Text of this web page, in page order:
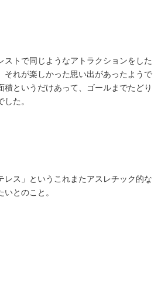
ストで同じようなアトラクションをした
それが楽しかった思い出があったようで
積というだけあって、ゴールまでたどり
た。
レス」というこれまたアスレチック的な
とのこと。